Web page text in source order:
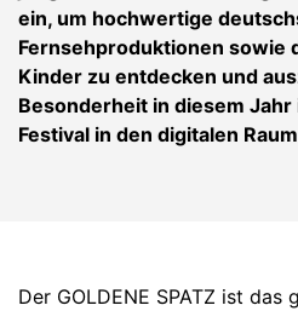
ein, um hochwertige
Fernsehproduktionen sowie
Kinder zu entdecken und
Besonderheit in diesem Jahr
Festival in den digitalen
Der GOLDENE SPATZ ist das